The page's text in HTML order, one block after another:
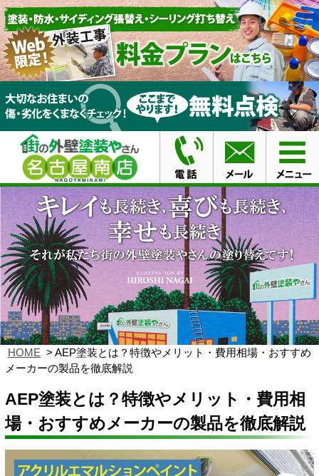
HOME
AEP塗装とは？特徴やメリット・費用相場・おすすめ
メーカーの製品を徹底解説
AEP塗装とは？特徴やメリット・費用相
場・おすすめメーカーの製品を徹底解説